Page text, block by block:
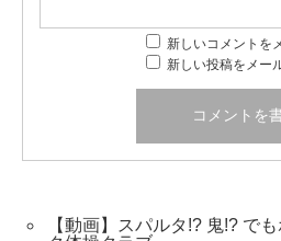
新しいコメントを
新しい投稿をメー
【動画】スパルタ!? 鬼!? で